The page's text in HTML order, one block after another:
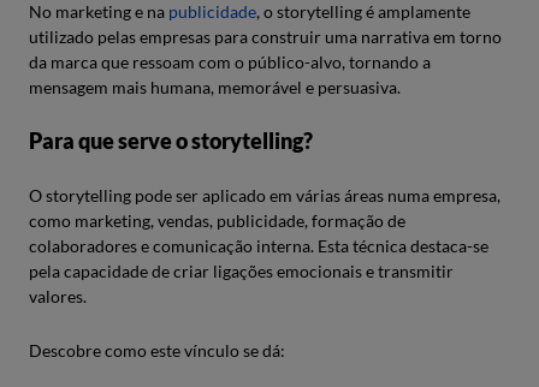
No marketing e na publicidade, o storytelling é amplamente
utilizado pelas empresas para construir uma narrativa em torno
da marca que ressoam com o público-alvo, tornando a
mensagem mais humana, memorável e persuasiva.
Para que serve o storytelling?
O storytelling pode ser aplicado em várias áreas numa empresa,
como marketing, vendas, publicidade, formação de
colaboradores e comunicação interna. Esta técnica destaca-se
pela capacidade de criar ligações emocionais e transmitir
valores.
Descobre como este vínculo se dá: